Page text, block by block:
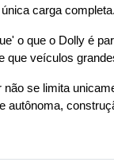
carga completa.
o que o Dolly é
que veículos
se limita
autônoma,